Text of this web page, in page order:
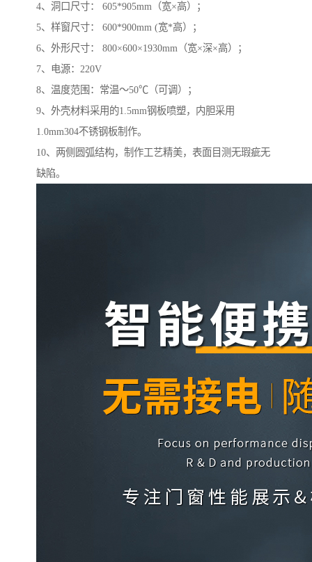
4、洞口尺寸： 605*905mm（宽×高）；
5、样窗尺寸： 600*900mm (宽*高）；
6、外形尺寸： 800×600×1930mm（宽×深×高）；
7、电源：220V
8、温度范围：常温～50℃（可调）；
9、外壳材料采用的1.5mm钢板喷塑，内胆采用
1.0mm304不锈钢板制作。
10、两侧圆弧结构，制作工艺精美，表面目测无瑕疵无
缺陷。